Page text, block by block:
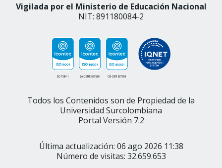
Vigilada por el Ministerio de Educación Nacional
NIT: 891180084-2
Todos los Contenidos son de Propiedad de la
Universidad Surcolombiana
Portal Versión 7.2
Última actualización: 06 ago 2026 11:38
Número de visitas: 32.659.653